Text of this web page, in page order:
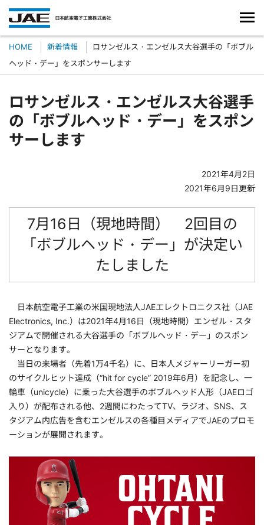
HOME 新着情報
ロサンゼルス・エンゼルス大谷選手の「ボブル
ヘッド・デー」をスポンサーします
ロサンゼルス・エンゼルス大谷選手
の「ボブルヘッド・デー」をスポン
サーします
2021年4月2日
2021年6月9日更新
7月16日（現地時間） 2回目の
「ボブルヘッド・デー」が決定い
たしました
日本航空電子工業の米国現地法人JAEエレクトロニクス社（JAE
Electronics, Inc.）は2021年4月16日（現地時間）エンゼル・スタ
ジアムで開催される大谷選手の「ボブルヘッド・デー」のスポン
サーとなります。
当日の来場者（先着1万4千名）に、日本人メジャーリーガー初
のサイクルヒット達成（“hit for cycle” 2019年6月）を記念し、一
輪車（unicycle）に乗った大谷選手のボブルヘッド人形（JAEロゴ
入り）が配布される他、2週間にわたってTV、ラジオ、SNS、ス
タジアム内広告を含むエンゼルスの各種目メディアでJAEのプロモ
ーションが展開されます。